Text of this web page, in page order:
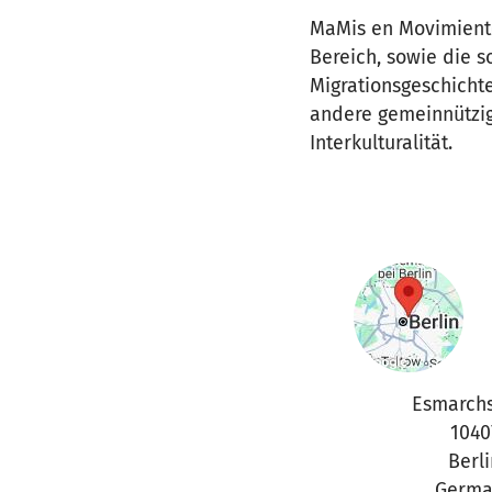
MaMis en
Bereich, sowie die
andere
Interkulturalität.